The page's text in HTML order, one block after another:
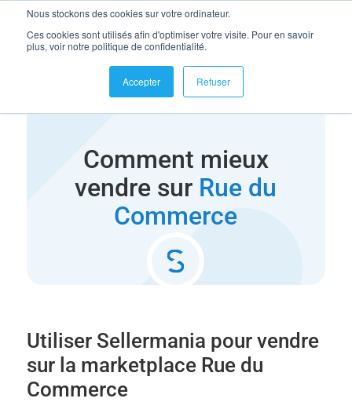
Nous stockons des cookies sur votre ordinateur.
Ces cookies sont utilisés afin d'optimiser votre visite. Pour en savoir
plus, voir notre politique de confidentialité.
Accepter Refuser
se connecter
Comment mieux
vendre sur Rue du
Commerce
Utiliser Sellermania pour vendre
sur la marketplace Rue du
Commerce